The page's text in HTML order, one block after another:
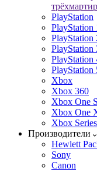
PlayStation
PlayStation
PlayStation
PlayStation
PlayStation
PlayStation
Xbox
Xbox 360
Xbox One S
Xbox One
Xbox
Производители
Hewlett
Sony
Canon